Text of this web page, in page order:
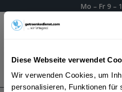
Diese Webseite verwendet
Wir verwenden Cookies, um
personalisieren, Funktionen für
Mo – Fr 9 –